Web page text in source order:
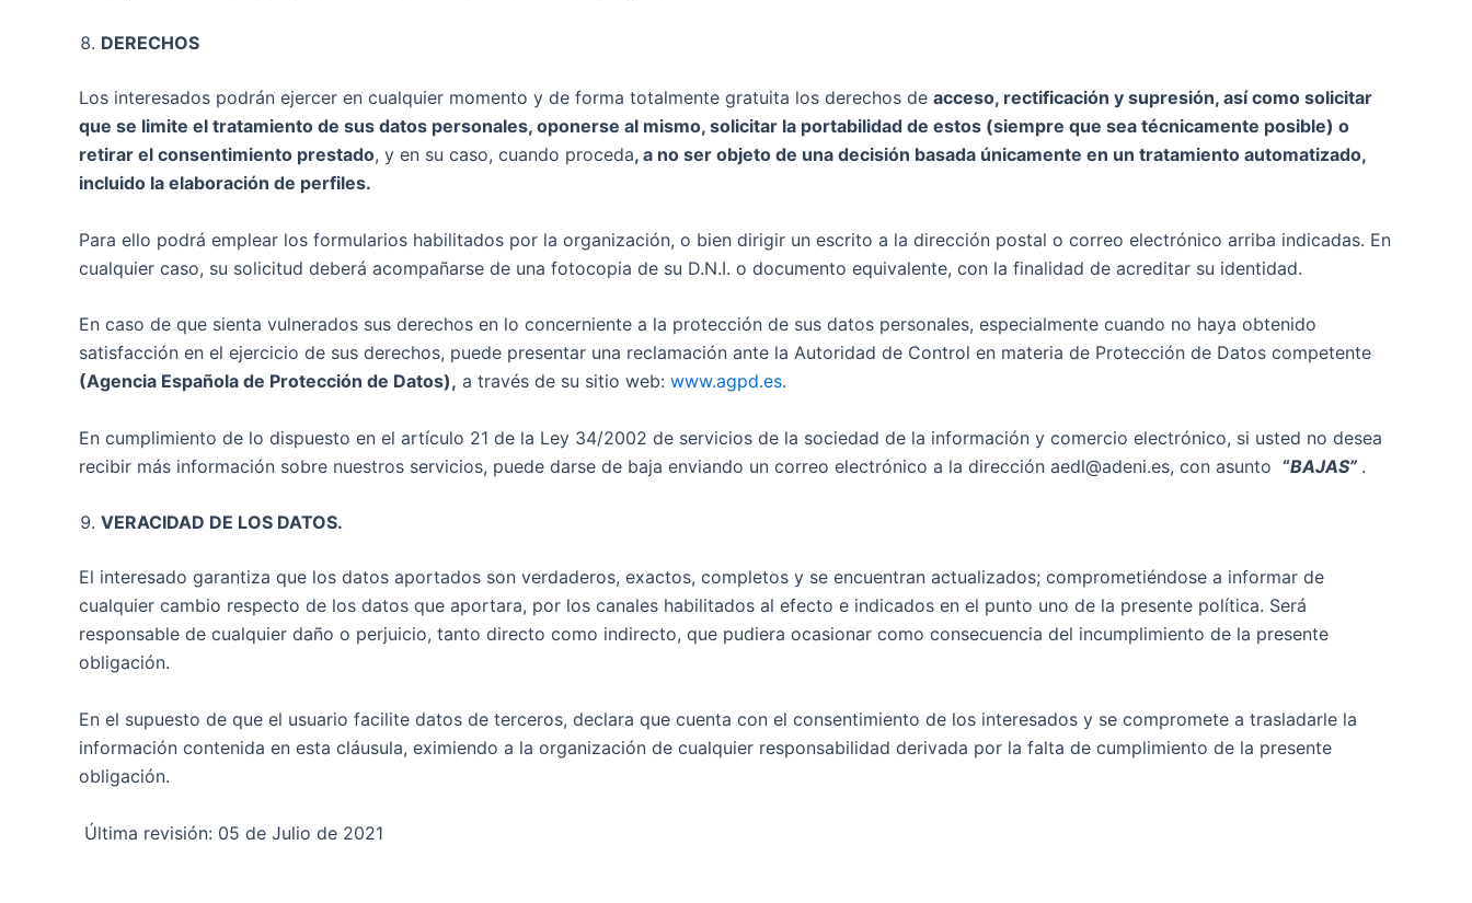
DERECHOS
Los interesados podrán ejercer en cualquier momento y de forma totalmente gratuita los derechos de acceso, rectificación y supresión, así como solicitar
que se limite el tratamiento de sus datos personales, oponerse al mismo, solicitar la portabilidad de estos (siempre que sea técnicamente posible) o
retirar el consentimiento prestado, y en su caso, cuando proceda, a no ser objeto de una decisión basada únicamente en un tratamiento automatizado,
incluido la elaboración de perfiles.
Para ello podrá emplear los formularios habilitados por la organización, o bien dirigir un escrito a la dirección postal o correo electrónico arriba indicadas. En
cualquier caso, su solicitud deberá acompañarse de una fotocopia de su D.N.I. o documento equivalente, con la finalidad de acreditar su identidad.
En caso de que sienta vulnerados sus derechos en lo concerniente a la protección de sus datos personales, especialmente cuando no haya obtenido
satisfacción en el ejercicio de sus derechos, puede presentar una reclamación ante la Autoridad de Control en materia de Protección de Datos competente
(Agencia Española de Protección de Datos), a través de su sitio web: www.agpd.es.
En cumplimiento de lo dispuesto en el artículo 21 de la Ley 34/2002 de servicios de la sociedad de la información y comercio electrónico, si usted no desea
recibir más información sobre nuestros servicios, puede darse de baja enviando un correo electrónico a la dirección aedl@adeni.es, con asunto “BAJAS” .
VERACIDAD DE LOS DATOS.
El interesado garantiza que los datos aportados son verdaderos, exactos, completos y se encuentran actualizados; comprometiéndose a informar de
cualquier cambio respecto de los datos que aportara, por los canales habilitados al efecto e indicados en el punto uno de la presente política. Será
responsable de cualquier daño o perjuicio, tanto directo como indirecto, que pudiera ocasionar como consecuencia del incumplimiento de la presente
obligación.
En el supuesto de que el usuario facilite datos de terceros, declara que cuenta con el consentimiento de los interesados y se compromete a trasladarle la
información contenida en esta cláusula, eximiendo a la organización de cualquier responsabilidad derivada por la falta de cumplimiento de la presente
obligación.
Última revisión: 05 de Julio de 2021